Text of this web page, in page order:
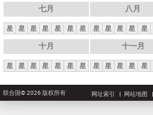
七月
星 星 星 星 星 星 星
八月
星 星 星 星 星
十月
星 星 星 星 星 星 星
十一月
星 星 星 星 星
联合国© 2026 版权所有 网址索引 网站地图